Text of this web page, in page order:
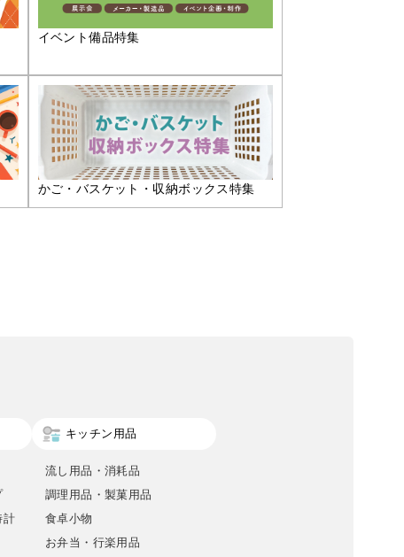
イベント備品特集
かご・バスケット・収納ボックス特集
計
キッチン用品
流し用品・消耗品
調理用品・製菓用品
食卓小物
お弁当・行楽用品